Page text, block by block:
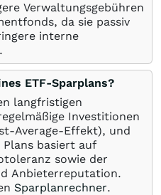
Verwaltungsgebühren
da sie passiv
interne
ETF-Sparplans?
langfristigen
Investitionen
Average-Effekt), und
basiert auf
sowie der
Anbieterreputation.
Sparplanrechner.